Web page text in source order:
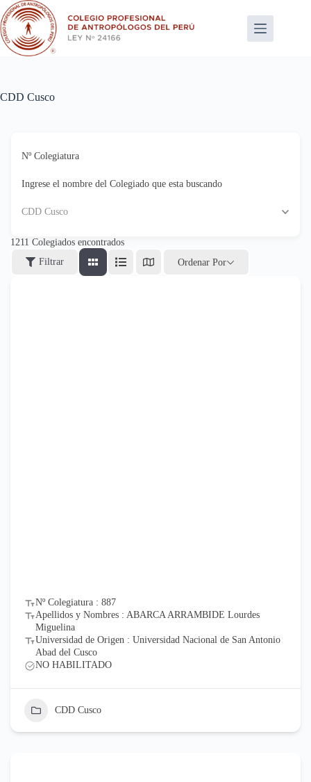
Saltar
al
contenido
CDD Cusco
Nº Colegiatura
Ingrese el nombre del Colegiado que esta buscando
CDD Cusco
1211 Colegiados encontrados
Filtrar
Ordenar Por
Nº Colegiatura : 887
Apellidos y Nombres : ABARCA ARRAMBIDE Lourdes
Miguelina
Universidad de Origen : Universidad Nacional de San Antonio
Abad del Cusco
NO HABILITADO
CDD Cusco